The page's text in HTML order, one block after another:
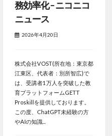
務効率化 – ニコニコ
ニュース
2026年4月20日
株式会社VOST(所在地：東京都
江東区、代表者：別所智広)で
は、受講者1万人を突破した教
育プラットフォームGETT
Proskillを提供しております。
この度、ChatGPT未経験の方
やAIの知識...